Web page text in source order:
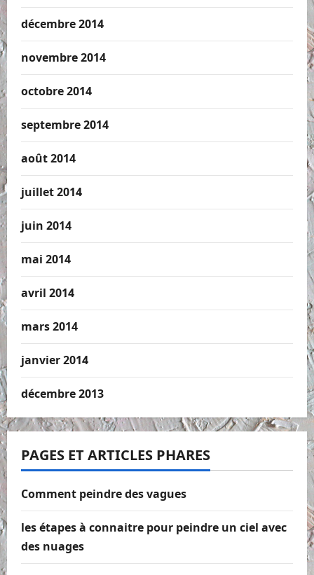
décembre 2014
novembre 2014
octobre 2014
septembre 2014
août 2014
juillet 2014
juin 2014
mai 2014
avril 2014
mars 2014
janvier 2014
décembre 2013
PAGES ET ARTICLES PHARES
Comment peindre des vagues
les étapes à connaitre pour peindre un ciel avec
des nuages